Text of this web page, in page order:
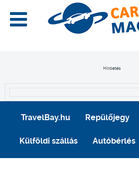
Hirdetés
TravelBay.hu Repülőjegy
Külföldi szállás Autóbérlés